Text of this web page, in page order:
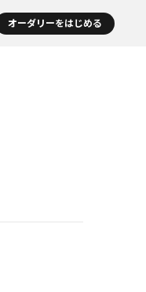
オーダリーをはじめる